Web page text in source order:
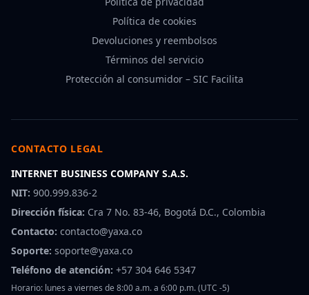
Política de cookies
Devoluciones y reembolsos
Términos del servicio
Protección al consumidor – SIC Facilita
CONTACTO LEGAL
INTERNET BUSINESS COMPANY S.A.S.
NIT: 900.999.836-2
Dirección física: Cra 7 No. 83-46, Bogotá D.C., Colombia
Contacto: contacto@yaxa.co
Soporte: soporte@yaxa.co
Teléfono de atención: +57 304 646 5347
Horario: lunes a viernes de 8:00 a.m. a 6:00 p.m. (UTC -5)